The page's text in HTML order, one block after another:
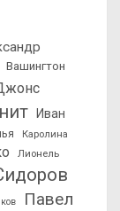
Вашингтон
Иван
Каролина
Лионель
Павел